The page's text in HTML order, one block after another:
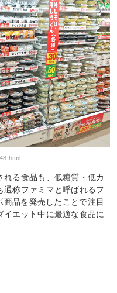
る食品も、低糖質・低カ
通称ファミマと呼ばれるフ
品を発売したことで注目
イエット中に最適な食品に